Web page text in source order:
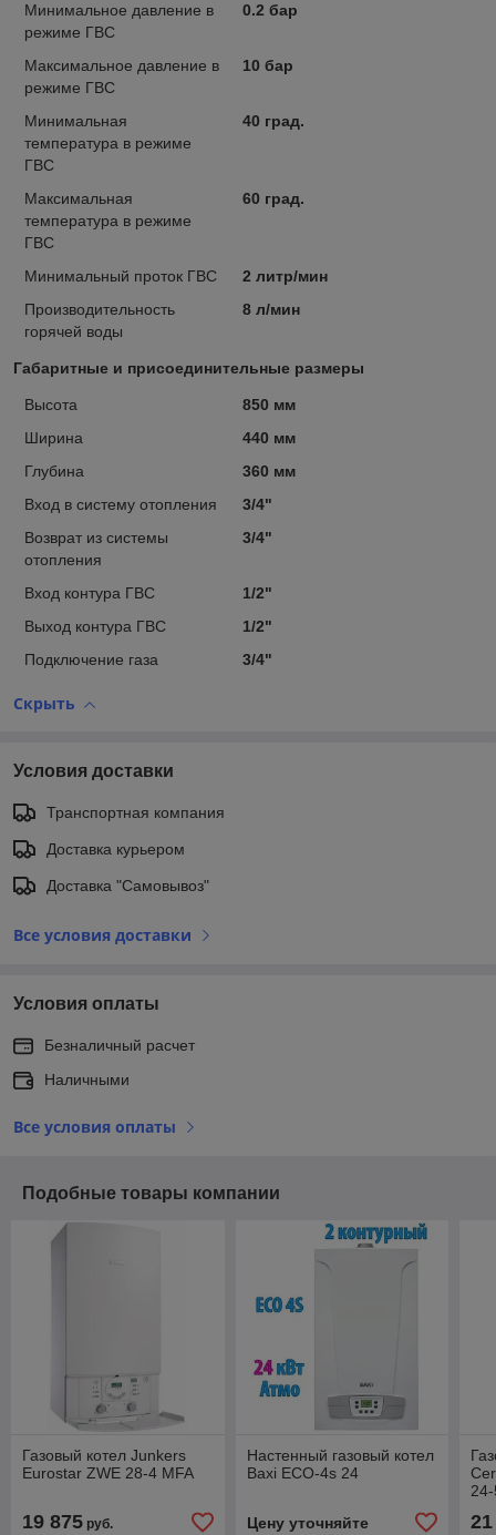
Минимальное давление в
режиме ГВС
0.2 бар
Максимальное давление в
режиме ГВС
10 бар
Минимальная
температура в режиме
ГВС
40 град.
Максимальная
температура в режиме
ГВС
60 град.
Минимальный проток ГВС
2 литр/мин
Производительность
горячей воды
8 л/мин
Габаритные и присоединительные размеры
Высота
850 мм
Ширина
440 мм
Глубина
360 мм
Вход в систему отопления
3/4"
Возврат из системы
отопления
3/4"
Вход контура ГВС
1/2"
Выход контура ГВС
1/2"
Подключение газа
3/4"
Скрыть
Условия доставки
Транспортная компания
Доставка курьером
Доставка "Самовывоз"
Все условия доставки
Условия оплаты
Безналичный расчет
Наличными
Все условия оплаты
Подобные товары компании
Газовый котел Junkers
Eurostar ZWE 28-4 MFA
19 875 руб.
Настенный газовый котел
Baxi ECO-4s 24
Цену уточняйте